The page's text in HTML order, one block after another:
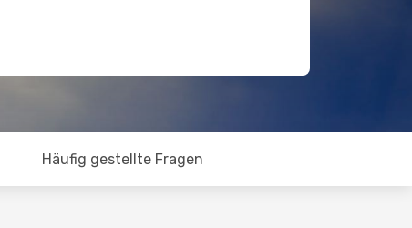
Häufig gestellte Fragen